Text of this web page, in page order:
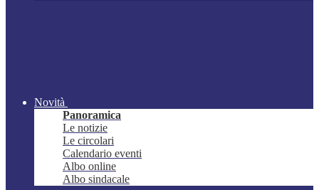
Novità
Panoramica
Le notizie
Le circolari
Calendario eventi
Albo online
Albo sindacale